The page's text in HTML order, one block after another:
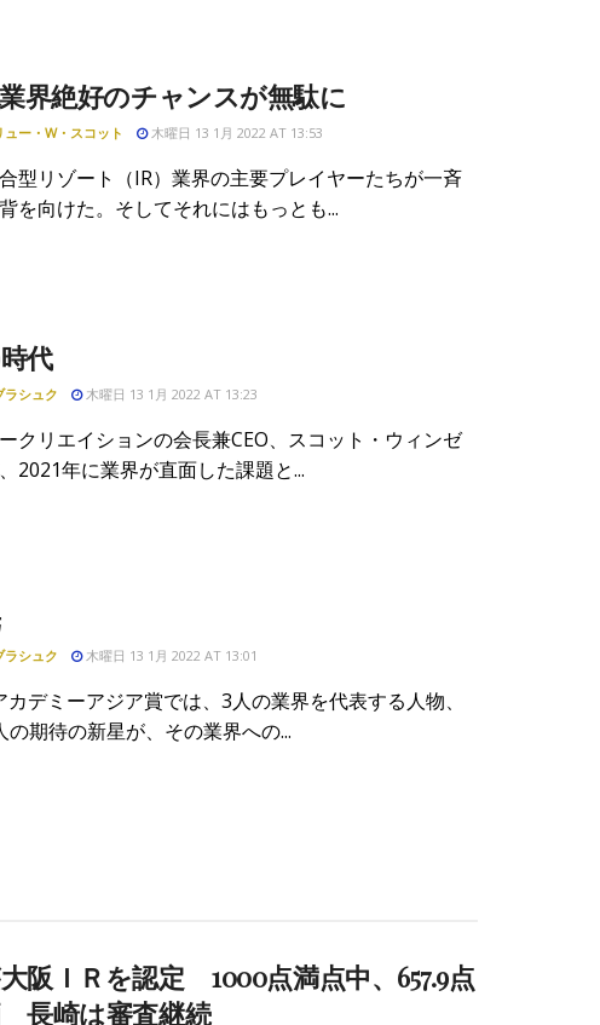
界絶好のチャンスが無駄に
ュー・W・スコット 木曜日 13 1月 2022 AT 13:53
型リゾート（IR）業界の主要プレイヤーたちが一斉
を向けた。そしてそれにはもっとも...
代
ラシュク 木曜日 13 1月 2022 AT 13:23
クリエイションの会長兼CEO、スコット・ウィンゼ
2021年に業界が直面した課題と...
ラシュク 木曜日 13 1月 2022 AT 13:01
カデミーアジア賞では、3人の業界を代表する人物、
の期待の新星が、その業界への...
阪ＩＲを認定 1000点満点中、657.9点
長崎は審査継続